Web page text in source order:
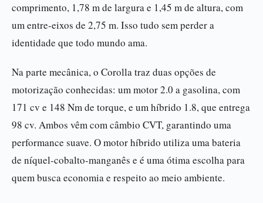
comprimento, 1,78 m de largura e 1,45 m de altura, com
um entre-eixos de 2,75 m. Isso tudo sem perder a
identidade que todo mundo ama.
Na parte mecânica, o Corolla traz duas opções de
motorização conhecidas: um motor 2.0 a gasolina, com
171 cv e 148 Nm de torque, e um híbrido 1.8, que entrega
98 cv. Ambos vêm com câmbio CVT, garantindo uma
performance suave. O motor híbrido utiliza uma bateria
de níquel-cobalto-manganês e é uma ótima escolha para
quem busca economia e respeito ao meio ambiente.